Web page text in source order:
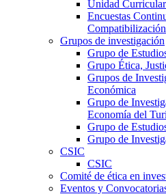
Unidad
Encuestas
Compatibilización
Grupos de investigación
Grupo de
Grupo Ética,
Grupos de
Económica
Grupo de
Economía del
Grupo de
Grupo de
CSIC
CSIC
Comité de ética en
Eventos y